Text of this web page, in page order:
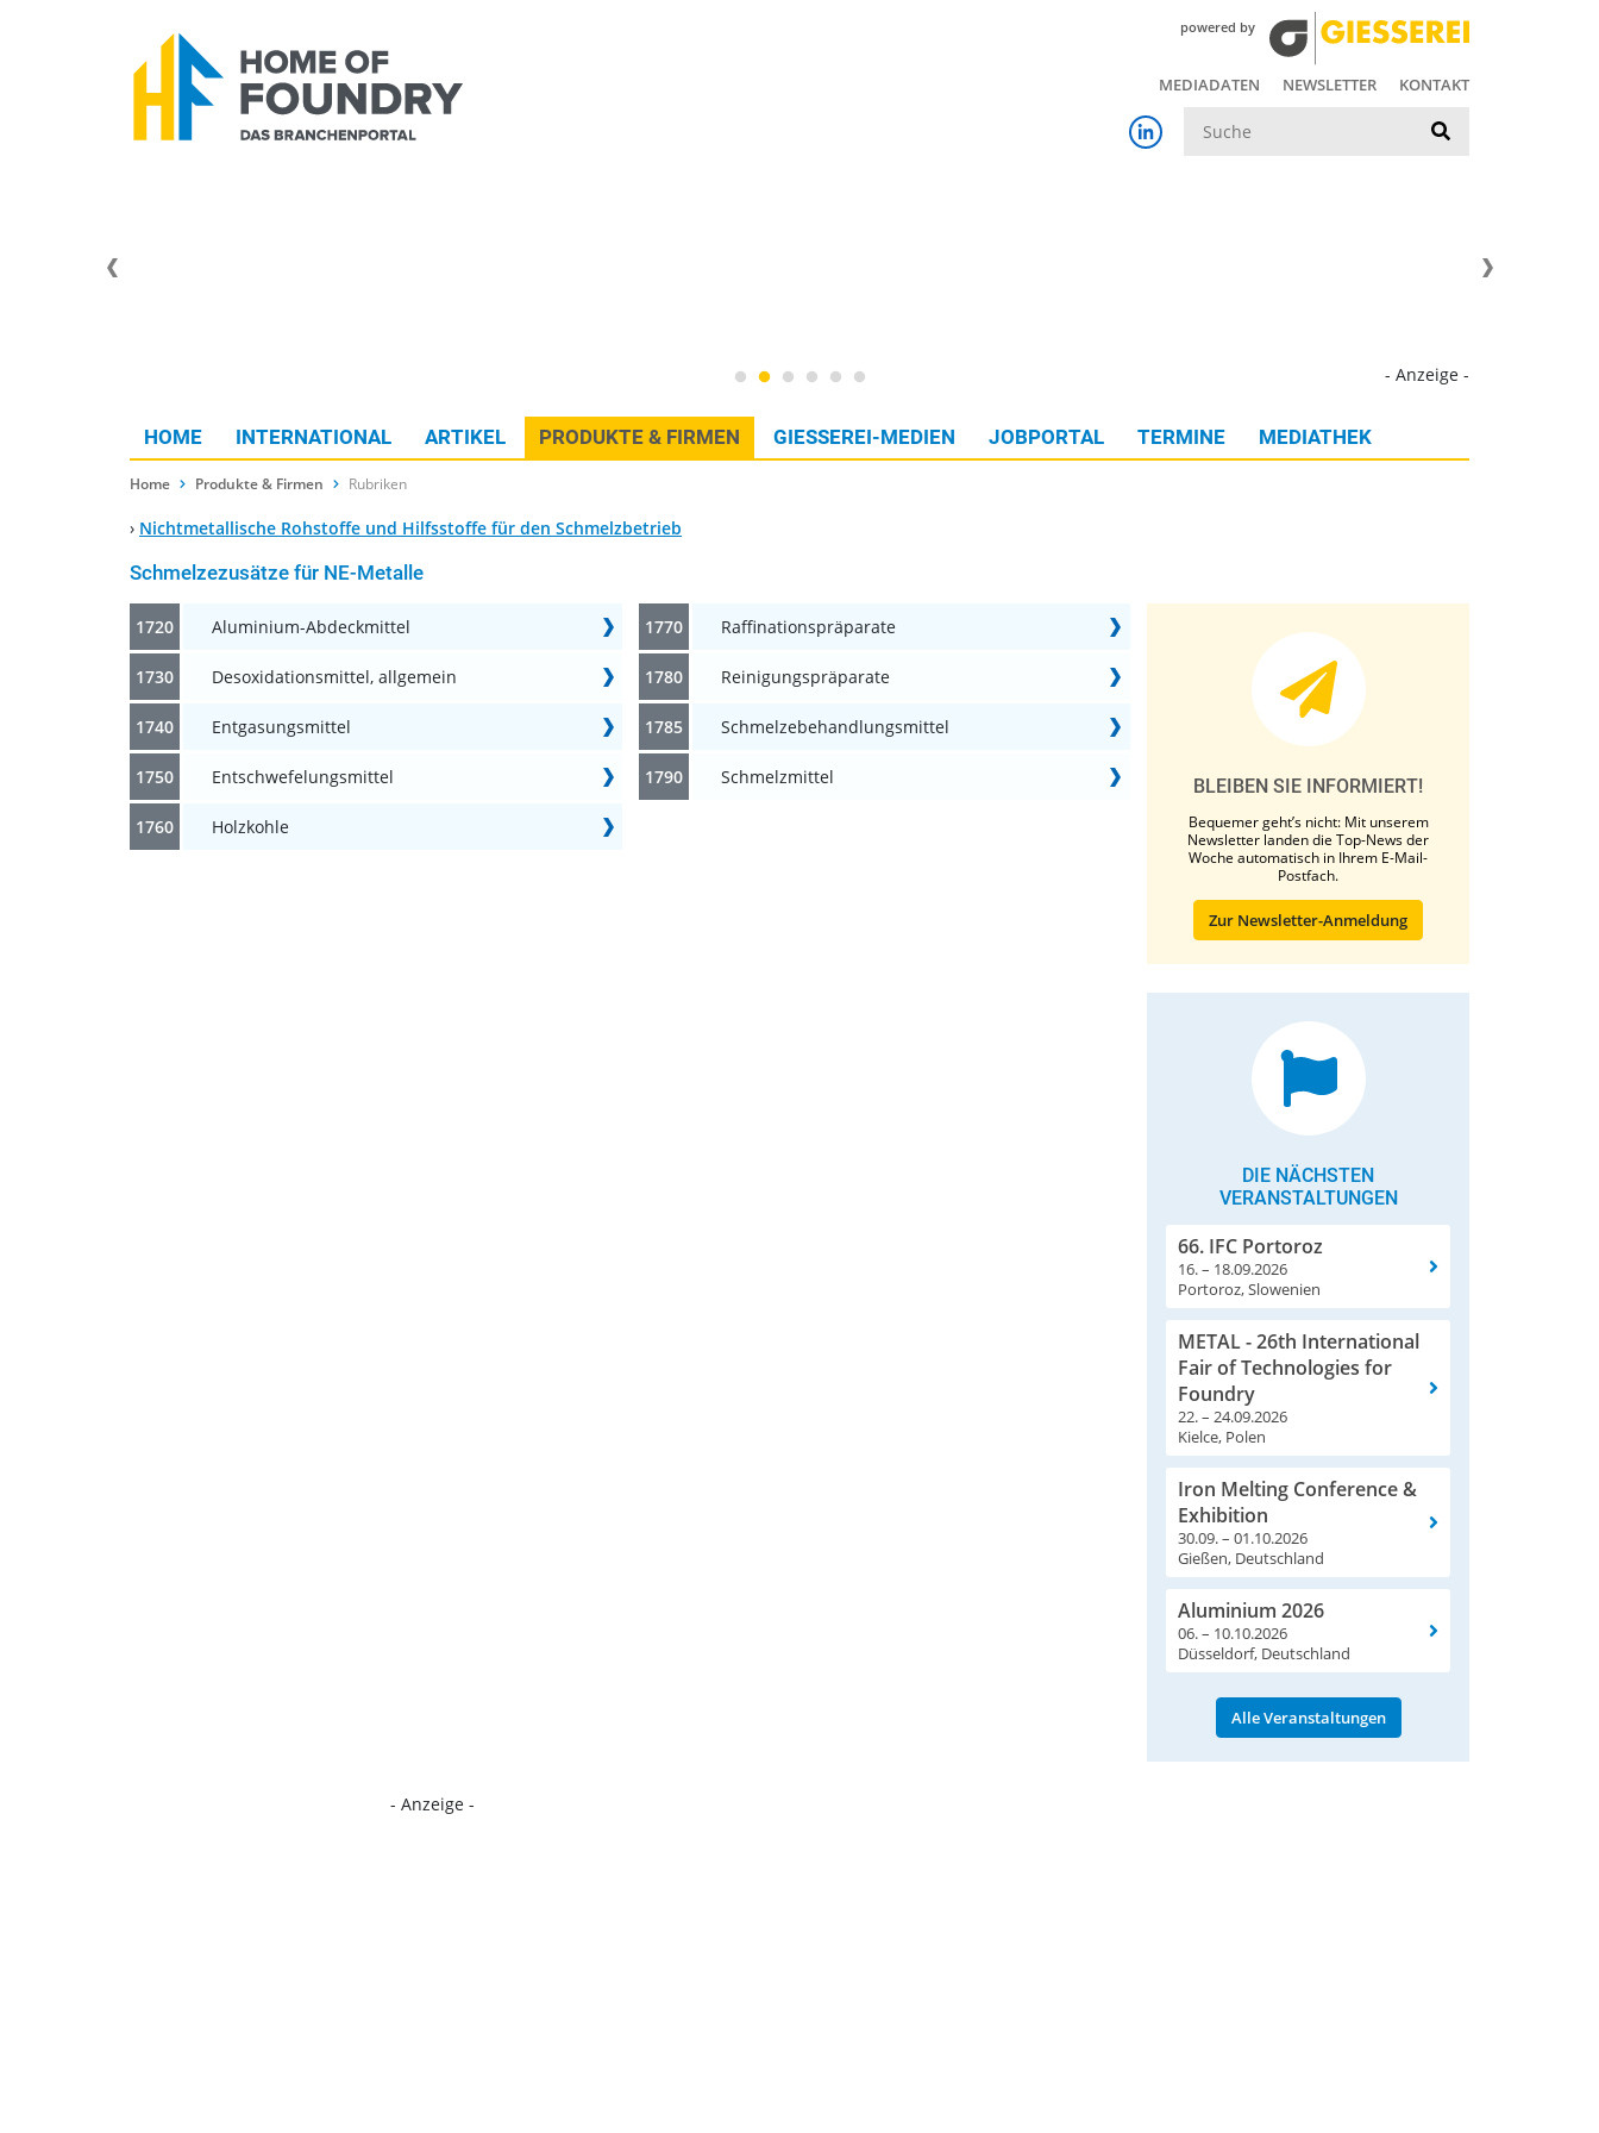
powered by
MEDIADATEN NEWSLETTER KONTAKT
- Anzeige -
HOME INTERNATIONAL ARTIKEL PRODUKTE & FIRMEN GIESSEREI-MEDIEN JOBPORTAL TERMINE MEDIATHEK
Home Produkte & Firmen Rubriken
› Nichtmetallische Rohstoffe und Hilfsstoffe für den Schmelzbetrieb
Schmelzezusätze für NE-Metalle
1720 Aluminium-Abdeckmittel
1730 Desoxidationsmittel, allgemein
1740 Entgasungsmittel
1750 Entschwefelungsmittel
1760 Holzkohle
1770 Raffinationspräparate
1780 Reinigungspräparate
1785 Schmelzebehandlungsmittel
1790 Schmelzmittel BLEIBEN SIE INFORMIERT!
Bequemer geht’s nicht: Mit unserem
Newsletter landen die Top-News der
Woche automatisch in Ihrem E-Mail-
Postfach.
Zur Newsletter-Anmeldung
DIE NÄCHSTEN
VERANSTALTUNGEN
66. IFC Portoroz
16. – 18.09.2026
Portoroz, Slowenien
METAL - 26th International
Fair of Technologies for
Foundry
22. – 24.09.2026
Kielce, Polen
Iron Melting Conference &
Exhibition
30.09. – 01.10.2026
Gießen, Deutschland
Aluminium 2026
06. – 10.10.2026
Düsseldorf, Deutschland
Alle Veranstaltungen
- Anzeige -